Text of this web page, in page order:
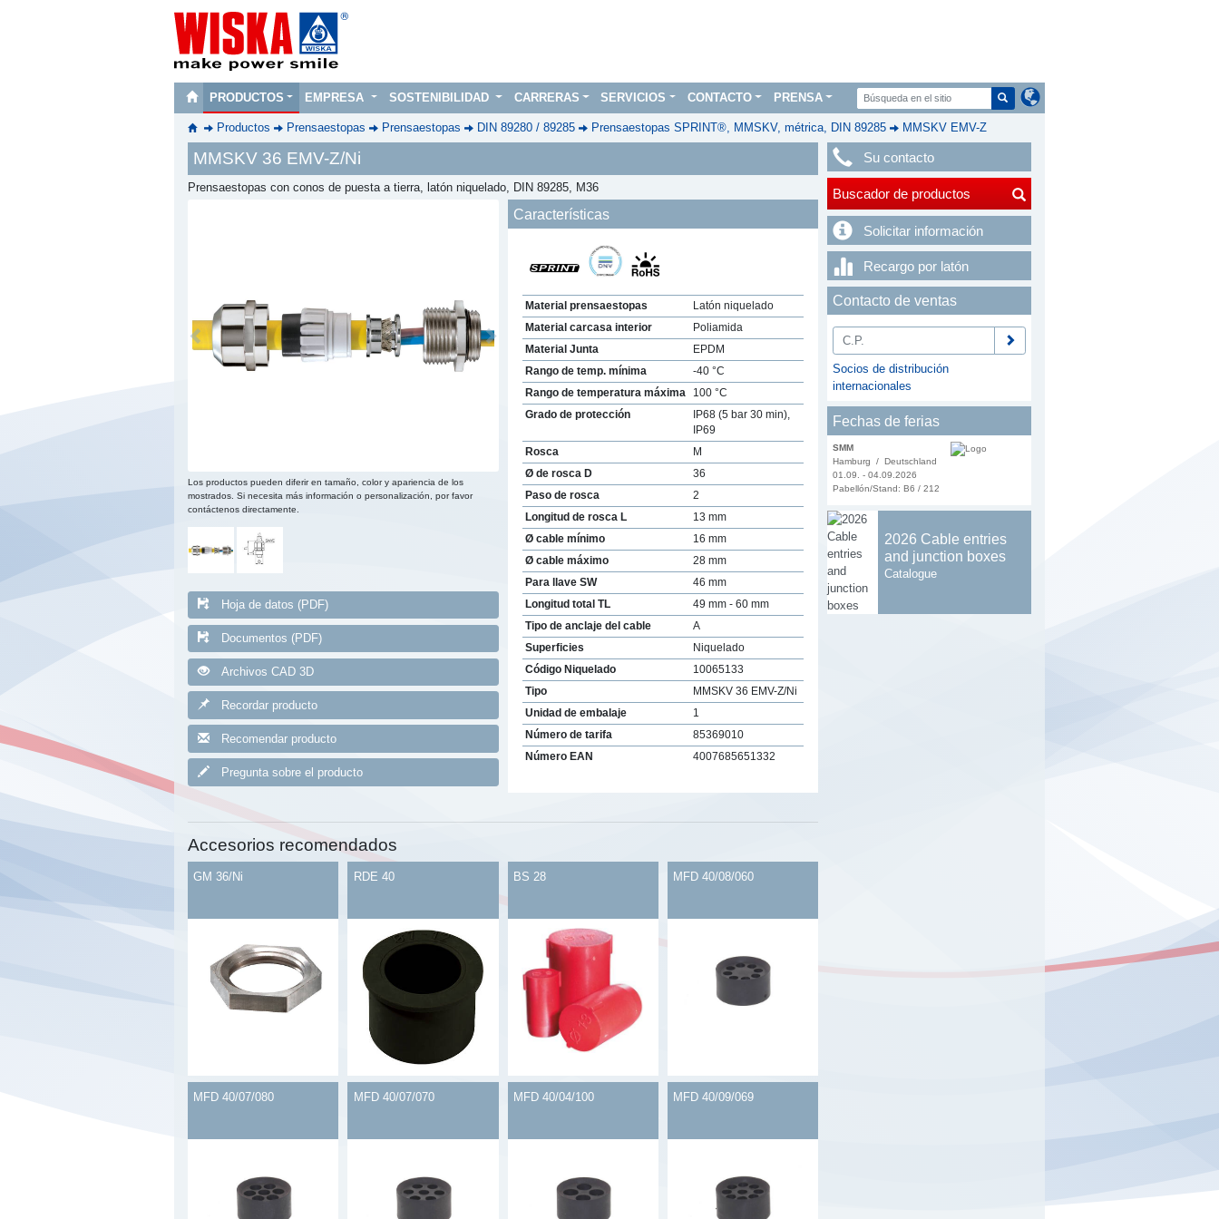
PRODUCTOS EMPRESA SOSTENIBILIDAD CARRERAS SERVICIOS CONTACTO PRENSA
Productos Prensaestopas Prensaestopas DIN 89280 / 89285 Prensaestopas SPRINT®, MMSKV, métrica, DIN 89285 MMSKV EMV-Z
MMSKV 36 EMV-Z/Ni
Prensaestopas con conos de puesta a tierra, latón niquelado, DIN 89285, M36
Previous Next
Los productos pueden diferir en tamaño, color y apariencia de los
mostrados. Si necesita más información o personalización, por favor
contáctenos directamente.
Hoja de datos (PDF)
Documentos (PDF)
Archivos CAD 3D
Recordar producto
Recomendar producto
Pregunta sobre el producto
Características
Material prensaestopas
Latón niquelado
Material carcasa interior
Poliamida
Material Junta
EPDM
Rango de temp. mínima
-40 °C
Rango de temperatura máxima
100 °C
Grado de protección
IP68 (5 bar 30 min),
IP69
Rosca
M
Ø de rosca D
36
Paso de rosca
2
Longitud de rosca L
13 mm
Ø cable mínimo
16 mm
Ø cable máximo
28 mm
Para llave SW
46 mm
Longitud total TL
49 mm - 60 mm
Tipo de anclaje del cable
A
Superficies
Niquelado
Código Niquelado
10065133
Tipo
MMSKV 36 EMV-Z/Ni
Unidad de embalaje
1
Número de tarifa
85369010
Número EAN
4007685651332
Accesorios recomendados
GM 36/Ni RDE 40 BS 28 MFD 40/08/060
MFD 40/07/080 MFD 40/07/070 MFD 40/04/100 MFD 40/09/069
Su contacto
Buscador de productos
Solicitar información
Recargo por latón
Contacto de ventas
Socios de distribución
internacionales
Fechas de ferias
SMM
Hamburg / Deutschland
01.09. - 04.09.2026
Pabellón/Stand: B6 / 212
2026 Cable entries
and junction boxes
Catalogue